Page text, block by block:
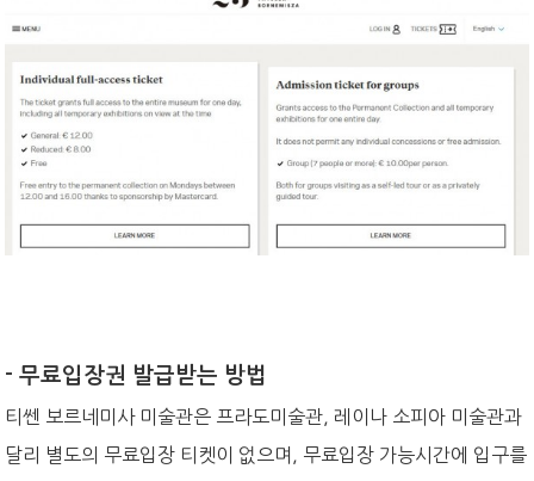
- 무료입장권 발급받는 방법
티쎈 보르네미사 미술관은 프라도미술관, 레이나 소피아 미술관과
달리 별도의 무료입장 티켓이 없으며, 무료입장 가능시간에 입구를